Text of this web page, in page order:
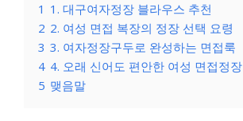
1 1. 대구여자정장 블라우스 추천
2 2. 여성 면접 복장의 정장 선택 요령
3 3. 여자정장구두로 완성하는 면접룩
4 4. 오래 신어도 편안한 여성 면접정장
5 맺음말